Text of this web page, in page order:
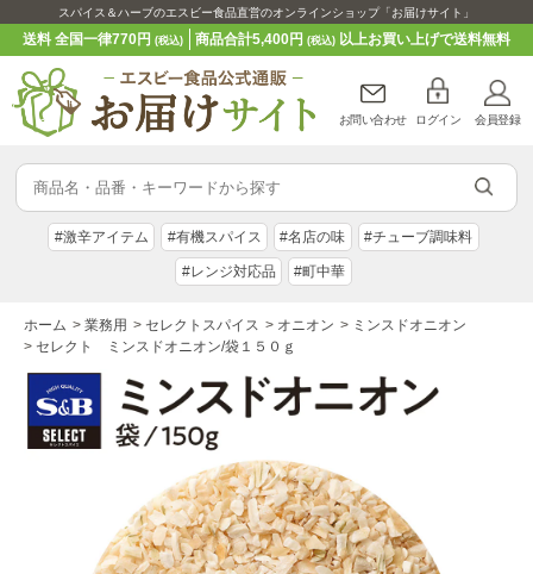
スパイス＆ハーブのエスビー食品直営のオンラインショップ「お届けサイト」
送料 全国一律770円(税込) 商品合計5,400円 (税込)以上お買い上げで送料無料
お問い合わせ ログイン 会員登録
#激辛アイテム #有機スパイス #名店の味 #チューブ調味料
#レンジ対応品 #町中華
ホーム > 業務用 > セレクトスパイス > オニオン > ミンスドオニオン
> セレクト ミンスドオニオン/袋１５０ｇ